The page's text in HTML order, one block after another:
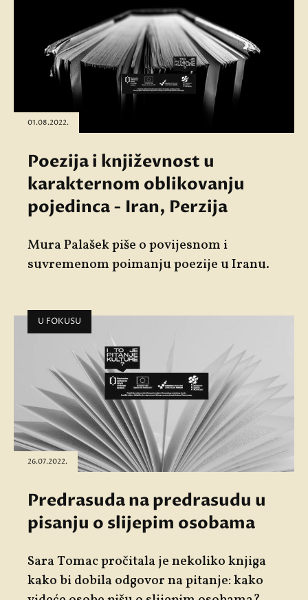
01.08.2022.
Poezija i književnost u
karakternom oblikovanju
pojedinca - Iran, Perzija
Mura Palašek piše o povijesnom i
suvremenom poimanju poezije u Iranu.
U FOKUSU
26.07.2022.
Predrasuda na predrasudu u
pisanju o slijepim osobama
Sara Tomac pročitala je nekoliko knjiga
kako bi dobila odgovor na pitanje: kako